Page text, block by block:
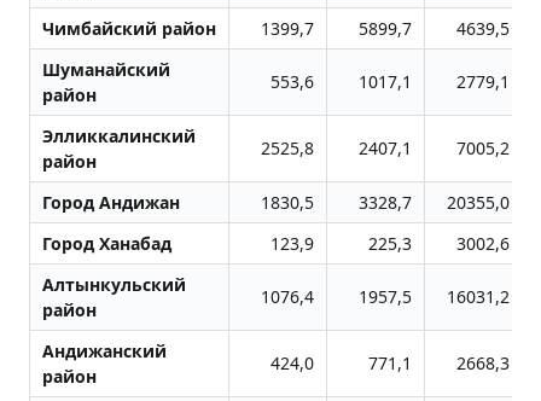
Чимбайский район 1399,7 5899,7
4639,5
Шуманайский
район
553,6 1017,1 2779,1
Элликкалинский
район
2525,8 2407,1 7005,2
Город Андижан 1830,5 3328,7
20355,0
Город Ханабад
123,9 225,3
3002,6
Алтынкульский
район
1076,4 1957,5 16031,2
Андижанский
район
424,0 771,1 2668,3